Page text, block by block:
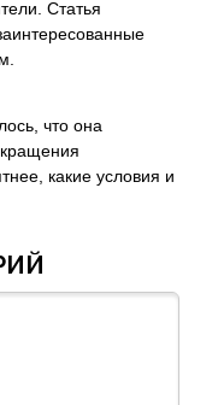
Статья
что она
какие условия и